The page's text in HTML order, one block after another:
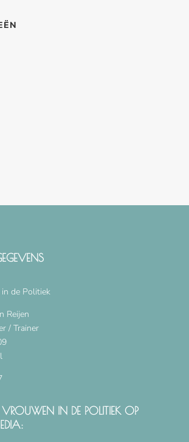
de Politiek
Reijen
/ Trainer
IN DE POLITIEK OP